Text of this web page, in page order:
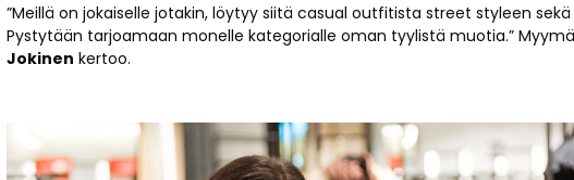
”Meillä on jokaiselle jotakin, löytyy siitä casual outfitista street styleen
Pystytään tarjoamaan monelle kategorialle oman tyylistä muotia.”
Jokinen kertoo.